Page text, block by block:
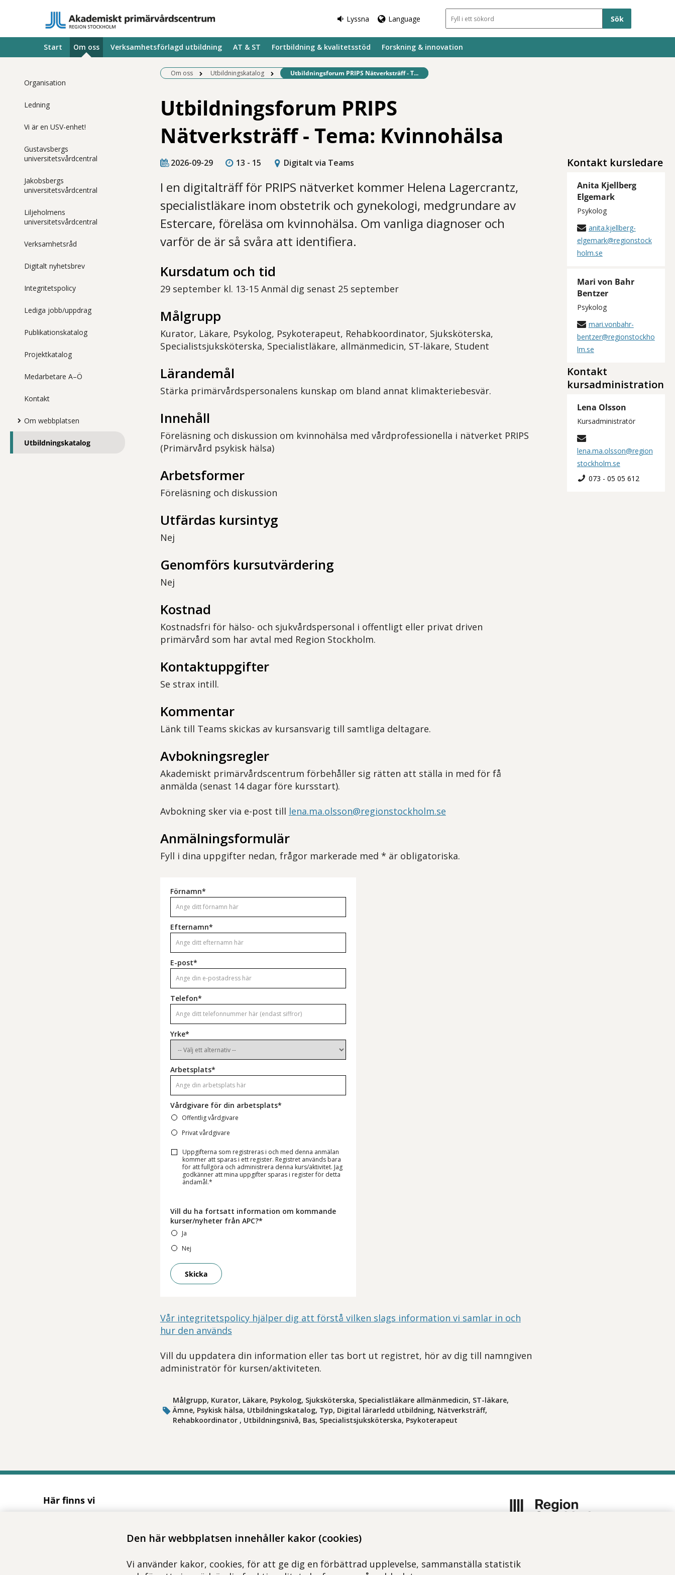
Den här webbplatsen innehåller kakor (cookies)
Vi använder kakor, cookies, för att ge dig en förbättrad upplevelse, sammanställa statistik
Lyssna Language Sökfält
Start Om oss Verksamhetsförlagd utbildning AT & ST Fortbildning & kvalitetsstöd Forskning & innovation
Organisation
Ledning
Vi är en USV-enhet!
Gustavsbergs
universitetsvårdcentral
Jakobsbergs
universitetsvårdcentral
Liljeholmens
universitetsvårdcentral
Verksamhetsråd
Digitalt nyhetsbrev
Integritetspolicy
Lediga jobb/uppdrag
Publikationskatalog
Projektkatalog
Medarbetare A–Ö
Kontakt
Om webbplatsen
Utbildningskatalog
Om oss Utbildningskatalog Befintlig sida:
Utbildningsforum PRIPS Nätverksträff - T...
Utbildningsforum PRIPS
Nätverksträff - Tema: Kvinnohälsa
2026-09-29 13 - 15 Digitalt via Teams
I en digitalträff för PRIPS nätverket kommer Helena Lagercrantz,
specialistläkare inom obstetrik och gynekologi, medgrundare av
Estercare, föreläsa om kvinnohälsa. Om vanliga diagnoser och
varför de är så svåra att identifiera.
Kursdatum och tid
29 september kl. 13-15 Anmäl dig senast 25 september
Målgrupp
Kurator, Läkare, Psykolog, Psykoterapeut, Rehabkoordinator, Sjuksköterska,
Specialistsjuksköterska, Specialistläkare, allmänmedicin, ST-läkare, Student
Lärandemål
Stärka primärvårdspersonalens kunskap om bland annat klimakteriebesvär.
Innehåll
Föreläsning och diskussion om kvinnohälsa med vårdprofessionella i nätverket PRIPS
(Primärvård psykisk hälsa)
Arbetsformer
Föreläsning och diskussion
Utfärdas kursintyg
Nej
Genomförs kursutvärdering
Nej
Kostnad
Kostnadsfri för hälso- och sjukvårdspersonal i offentligt eller privat driven
primärvård som har avtal med Region Stockholm.
Kontaktuppgifter
Se strax intill.
Kommentar
Länk till Teams skickas av kursansvarig till samtliga deltagare.
Avbokningsregler
Akademiskt primärvårdscentrum förbehåller sig rätten att ställa in med för få
anmälda (senast 14 dagar före kursstart).
Avbokning sker via e-post till lena.ma.olsson@regionstockholm.se
Anmälningsformulär
Fyll i dina uppgifter nedan, frågor markerade med * är obligatoriska.
Förnamn*
Efternamn*
E-post*
Telefon*
Yrke*
Arbetsplats*
Vårdgivare för din arbetsplats*
Offentlig vårdgivare
Privat vårdgivare
Uppgifterna som registreras i och med denna anmälan
kommer att sparas i ett register. Registret används bara
för att fullgöra och administrera denna kurs/aktivitet. Jag
godkänner att mina uppgifter sparas i register för detta
ändamål.*
Vill du ha fortsatt information om kommande
kurser/nyheter från APC?*
Ja
Nej
Skicka
Vår integritetspolicy hjälper dig att förstå vilken slags information vi samlar in och
hur den används
Vill du uppdatera din information eller tas bort ut registret, hör av dig till namngiven
administratör för kursen/aktiviteten.
Målgrupp, Kurator, Läkare, Psykolog, Sjuksköterska, Specialistläkare allmänmedicin, ST-läkare,
Ämne, Psykisk hälsa, Utbildningskatalog, Typ, Digital lärarledd utbildning, Nätverksträff,
Rehabkoordinator , Utbildningsnivå, Bas, Specialistsjuksköterska, Psykoterapeut
Kontakt kursledare
Anita Kjellberg
Elgemark
Psykolog
anita.kjellberg-
elgemark@regionstock
holm.se
Mari von Bahr
Bentzer
Psykolog
mari.vonbahr-
bentzer@regionstockho
lm.se
Kontakt
kursadministration
Lena Olsson
Kursadministratör
lena.ma.olsson@region
stockholm.se
073 - 05 05 612
Här finns vi
hälso- och sjukvård i Region